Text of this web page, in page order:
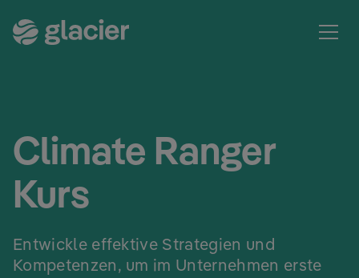
Climate Ranger
Kurs
Entwickle effektive Strategien und
Kompetenzen, um im Unternehmen erste